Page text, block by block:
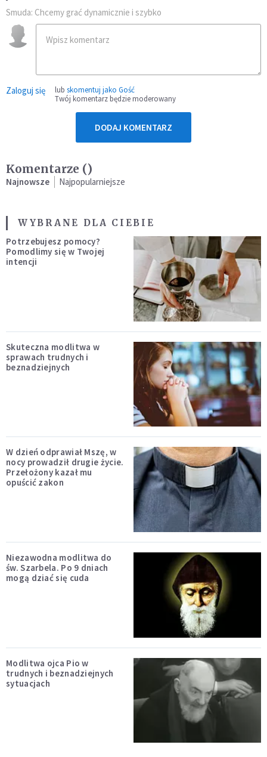
Smuda: Chcemy grać dynamicznie i szybko
Zaloguj się lub skomentuj jako Gość
Twój komentarz będzie moderowany
DODAJ KOMENTARZ
Komentarze ()
Najnowsze Najpopularniejsze
WYBRANE DLA CIEBIE
Potrzebujesz pomocy?
Pomodlimy się w Twojej
intencji
Skuteczna modlitwa w
sprawach trudnych i
beznadziejnych
W dzień odprawiał Mszę, w
nocy prowadził drugie życie.
Przełożony kazał mu
opuścić zakon
Niezawodna modlitwa do
św. Szarbela. Po 9 dniach
mogą dziać się cuda
Modlitwa ojca Pio w
trudnych i beznadziejnych
sytuacjach